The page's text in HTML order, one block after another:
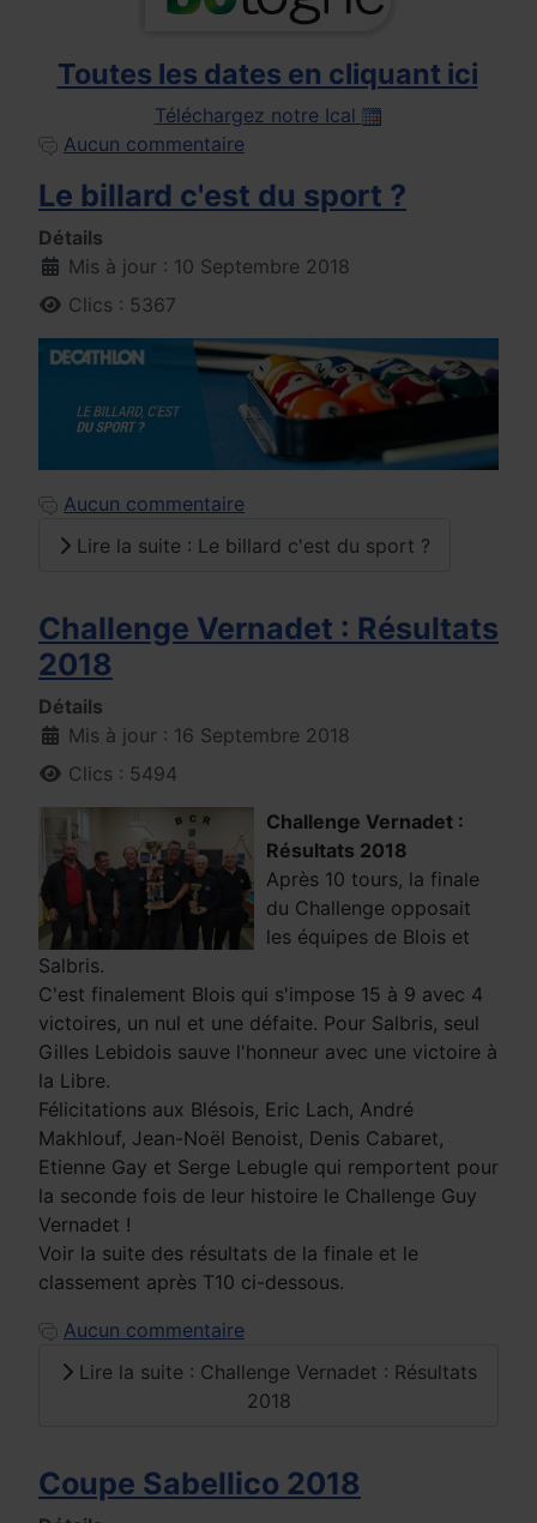
Toutes les dates en cliquant ici
Téléchargez notre Ical
Aucun commentaire
Le billard c'est du sport ?
Détails
Mis à jour : 10 Septembre 2018
Clics : 5367
Aucun commentaire
Lire la suite : Le billard c'est du sport ?
Challenge Vernadet : Résultats
2018
Détails
Mis à jour : 16 Septembre 2018
Clics : 5494
Challenge Vernadet :
Résultats 2018
Après 10 tours, la finale
du Challenge opposait
les équipes de Blois et
Salbris.
C'est finalement Blois qui s'impose 15 à 9 avec 4
victoires, un nul et une défaite. Pour Salbris, seul
Gilles Lebidois sauve l'honneur avec une victoire à
la Libre.
Félicitations aux Blésois, Eric Lach, André
Makhlouf, Jean-Noël Benoist, Denis Cabaret,
Etienne Gay et Serge Lebugle qui remportent pour
la seconde fois de leur histoire le Challenge Guy
Vernadet !
Voir la suite des résultats de la finale et le
classement après T10 ci-dessous.
Aucun commentaire
Lire la suite : Challenge Vernadet : Résultats
2018
Coupe Sabellico 2018